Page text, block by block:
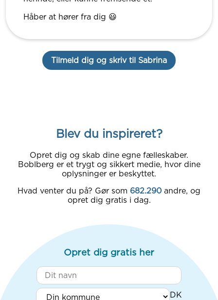
Håber at hører fra dig 😃
Tilmeld dig og skriv til Sabrina
Blev du inspireret?
Opret dig og skab dine egne fælleskaber.
Boblberg er et trygt og sikkert medie, hvor dine
oplysninger er beskyttet.
Hvad venter du på? Gør som 682.290 andre, og
opret dig gratis i dag.
Opret dig gratis her